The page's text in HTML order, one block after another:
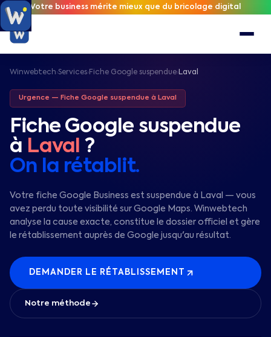
Votre business mérite mieux que du bricolage digital
Winwebtech ›Services› Fiche Google suspendue› Laval
Urgence — Fiche Google suspendue à Laval
Fiche Google suspendue
à Laval ?
On la rétablit.
Votre fiche Google Business est suspendue à Laval — vous
avez perdu toute visibilité sur Google Maps. Winwebtech
analyse la cause exacte, constitue le dossier officiel et gère
le rétablissement auprès de Google jusqu'au résultat.
DEMANDER LE RÉTABLISSEMENT
Notre méthode